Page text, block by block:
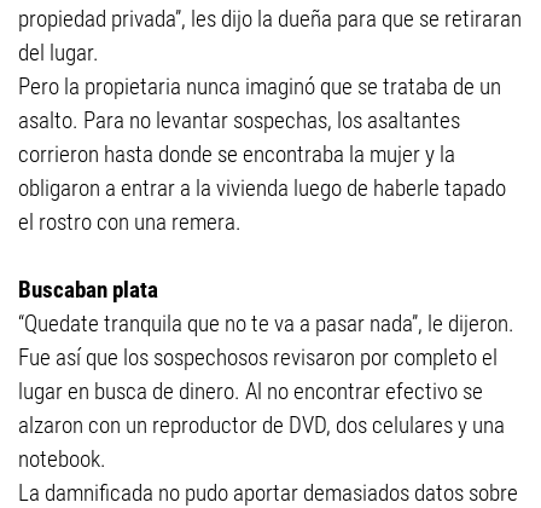
propiedad privada”, les dijo la dueña para que se retiraran
del lugar.
Pero la propietaria nunca imaginó que se trataba de un
asalto. Para no levantar sospechas, los asaltantes
corrieron hasta donde se encontraba la mujer y la
obligaron a entrar a la vivienda luego de haberle tapado
el rostro con una remera.
Buscaban plata
“Quedate tranquila que no te va a pasar nada”, le dijeron.
Fue así que los sospechosos revisaron por completo el
lugar en busca de dinero. Al no encontrar efectivo se
alzaron con un reproductor de DVD, dos celulares y una
notebook.
La damnificada no pudo aportar demasiados datos sobre